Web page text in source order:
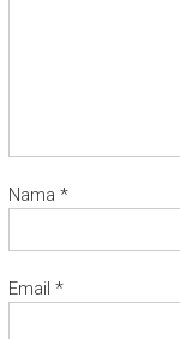
Nama *
Email *